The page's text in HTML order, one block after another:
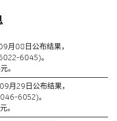
月08日公布结果，
6045)。
。
月29日公布结果，
6052)。
。